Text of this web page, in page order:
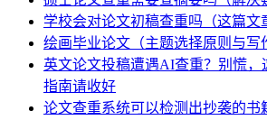
学校会对论文初稿查重吗（这篇文
绘画毕业论文（主题选择原则与写
英文论文投稿遭遇AI查重？别慌，
指南请收好
论文查重系统可以检测出抄袭的书